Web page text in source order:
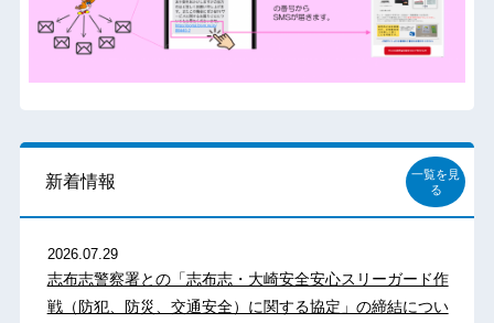
新着情報
一覧を見
る
2026.07.29
志布志警察署との「志布志・大崎安全安心スリーガード作
戦（防犯、防災、交通安全）に関する協定」の締結につい